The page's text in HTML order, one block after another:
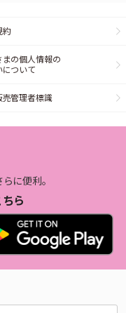
約
まの個人情報の
について
売管理者標識
に便利。
ら